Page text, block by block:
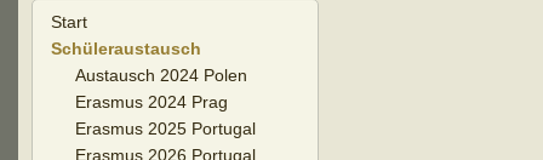
Start
Schüleraustausch
Austausch 2024 Polen
Erasmus 2024 Prag
Erasmus 2025 Portugal
Erasmus 2026 Portugal